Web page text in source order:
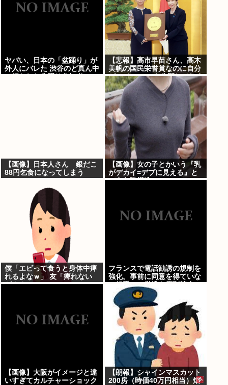
ヤバい、日本の「盆踊り」が
外人にバレた 渋谷のど真ん中
【悲報】高市早苗さん、高木
美帆の国民栄誉賞なのに自分
がメインのPVを公開してしま
う
【画像】日本人さん 銀だこ
88円乞食になってしまう
【画像】女の子とかいう『乳
がデカイ=デブに見える』と
いう欠陥構造www
僕「エビって食うと身体中痺
れるよなｗ」 友「痺れない
が？？」
フランスで電話勧誘の規制を
強化。事前に同意を得ていな
い相手への営業を原則禁止
【画像】大阪がイメージと違
いすぎてカルチャーショック
【朗報】シャインマスカット
200房（時価40万円相当）畑